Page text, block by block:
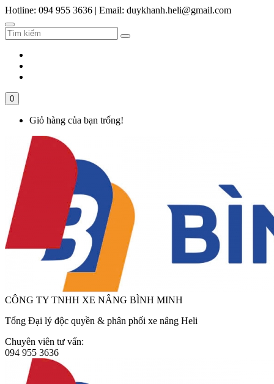
Hotline: 094 955 3636 | Email: duykhanh.heli@gmail.com
0
Giỏ hàng của bạn trống!
CÔNG TY TNHH XE NÂNG BÌNH MINH
Tổng Đại lý độc quyền & phân phối xe nâng Heli
Chuyên viên tư vấn:
094 955 3636